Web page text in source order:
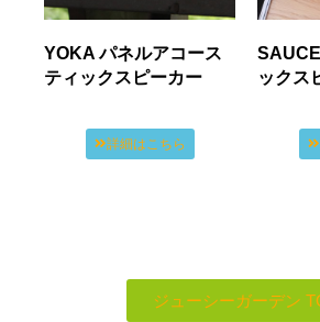
YOKA パネルアコース
ティックスピーカー
詳細はこちら
ックス
ジューシーガーデン